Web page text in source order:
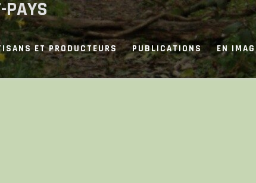
PAYS
ET PRODUCTEURS PUBLICATIONS EN